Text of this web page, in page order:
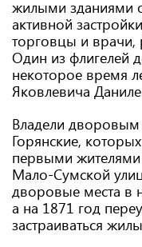
жилыми зданиями
активной
торговцы и
Один из флигелей
некоторое время
Яковлевича
Владели
Горянские,
первыми
Мало-Сумской
дворовые места в
а на 1871 год
застраиваться